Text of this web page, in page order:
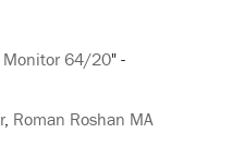
Monitor 64/20" -
, Roman Roshan MA